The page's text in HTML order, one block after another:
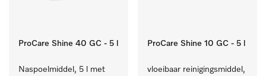
ProCare Shine 40 GC - 5 l
Naspoelmiddel, 5 l met
ProCare Shine 10 GC - 5 l
vloeibaar reinigingsmiddel,